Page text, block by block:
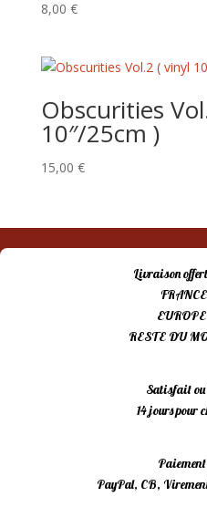
8,00 €
Obscurities
10″/25cm )
15,00 €
Livraison
RESTE DU
Satisfait ou
14 jours pour
PayPal, CB,